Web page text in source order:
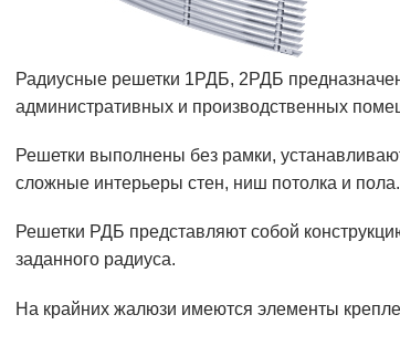
Радиусные решетки 1РДБ, 2РДБ
административных и производственных
Решетки выполнены без рамки,
сложные интерьеры стен, ниш потолка и пола.
Решетки РДБ представляют собой
заданного радиуса.
На крайних жалюзи имеются элементы